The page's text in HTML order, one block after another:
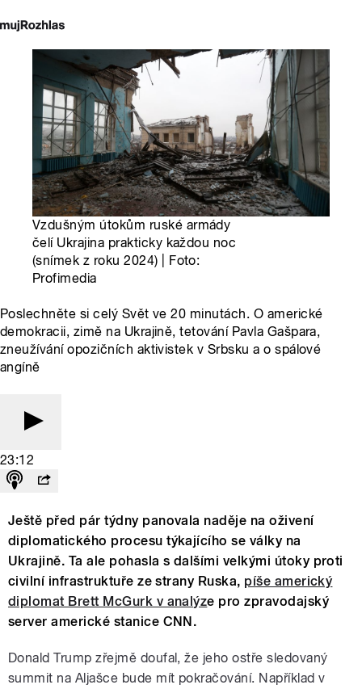
Vzdušným útokům ruské armády
čelí Ukrajina prakticky každou noc
(snímek z roku 2024) | Foto:
Profimedia
Poslechněte si celý Svět ve 20 minutách. O americké
demokracii, zimě na Ukrajině, tetování Pavla Gašpara,
zneužívání opozičních aktivistek v Srbsku a o spálové
angíně
23:12
Ještě před pár týdny panovala naděje na oživení
diplomatického procesu týkajícího se války na
Ukrajině. Ta ale pohasla s dalšími velkými útoky proti
civilní infrastruktuře ze strany Ruska, píše americký
diplomat Brett McGurk v analýze pro zpravodajský
server americké stanice CNN.
Donald Trump zřejmě doufal, že jeho ostře sledovaný
summit na Aljašce bude mít pokračování. Například v